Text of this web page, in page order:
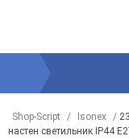
Shop-Script / Isonex /
настен светильник IP44